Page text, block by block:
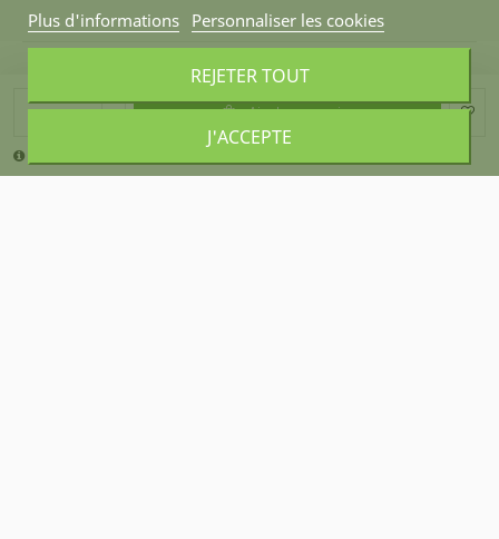
Ajouter au panier
À PROPOS DE DESKANDSIT
ACHETER CALME
Plus d'informations Personnaliser les cookies
REJETER TOUT
J'ACCEPTE